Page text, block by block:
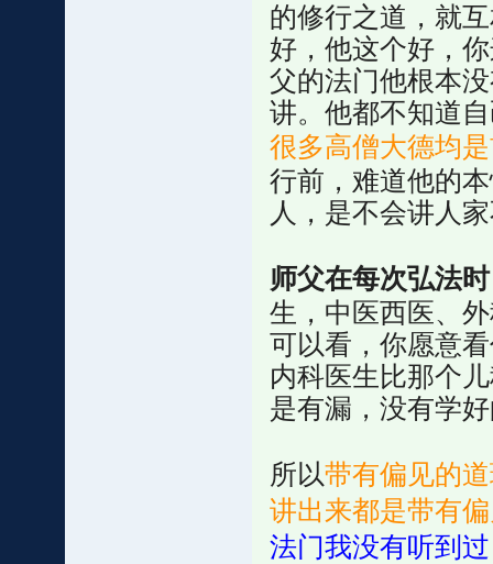
的修行之道，就
好，他这个好，
父的法门他根本
讲。他都不知道
很多高僧大德均
行前，难道他的
人，是不会讲人
师父在每次弘法
生，中医西医、
可以看，你愿意
内科医生比那个
是有漏，没有学
所以带有偏见的
讲出来都是带有
法门我没有听到